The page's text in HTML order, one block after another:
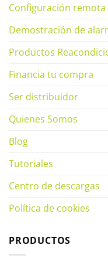
Configuración remota
Demostración de
Productos
Financia tu compra
Ser distribuidor
Quienes Somos
Blog
Tutoriales
Centro de descargas
Política de cookies
PRODUCTOS